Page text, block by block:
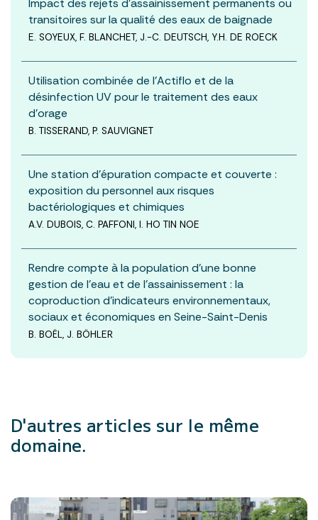
Impact des rejets d’assainissement permanents ou
transitoires sur la qualité des eaux de baignade
E. SOYEUX, F. BLANCHET, J.-C. DEUTSCH, Y.H. DE ROECK
Utilisation combinée de l’Actiflo et de la
désinfection UV pour le traitement des eaux
d’orage
B. TISSERAND, P. SAUVIGNET
Une station d’épuration compacte et couverte :
exposition du personnel aux risques
bactériologiques et chimiques
A.V. DUBOIS, C. PAFFONI, I. HO TIN NOE
Rendre compte à la population d’une bonne
gestion de l’eau et de l’assainissement : la
coproduction d’indicateurs environnementaux,
sociaux et économiques en Seine-Saint-Denis
B. BOËL, J. BÖHLER
D'autres articles sur le même
domaine.